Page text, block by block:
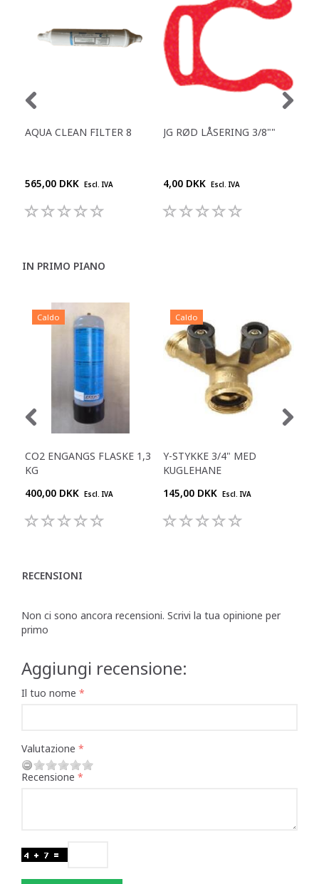
AQUA CLEAN FILTER 8
565,00 DKK Escl. IVA
JG RØD LÅSERING 3/8""
4,00 DKK Escl. IVA
IN PRIMO PIANO
Caldo
CO2 ENGANGS FLASKE 1,3
KG
400,00 DKK Escl. IVA
Caldo
Y-STYKKE 3/4" MED
KUGLEHANE
145,00 DKK Escl. IVA
RECENSIONI
Non ci sono ancora recensioni. Scrivi la tua opinione per
primo
Aggiungi recensione:
Il tuo nome
Valutazione
Recensione